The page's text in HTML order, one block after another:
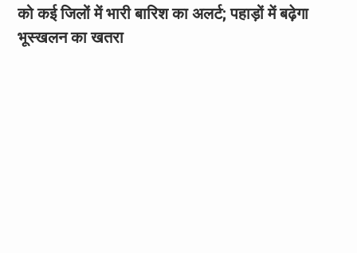
को कई जिलों में भारी बारिश का अलर्ट; पहाड़ों में बढ़ेगा
भूस्खलन का खतरा